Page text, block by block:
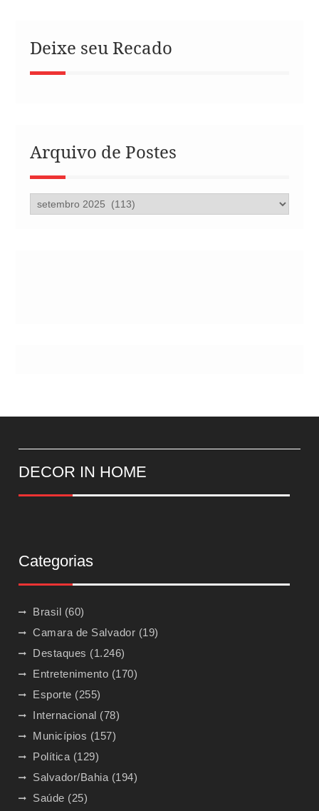
Deixe seu Recado
Arquivo de Postes
Arquivo
de
DECOR IN HOME
Categorias
Brasil (60)
Camara de Salvador (19)
Destaques (1.246)
Entretenimento (170)
Esporte (255)
Internacional (78)
Municípios (157)
Política (129)
Salvador/Bahia (194)
Saúde (25)